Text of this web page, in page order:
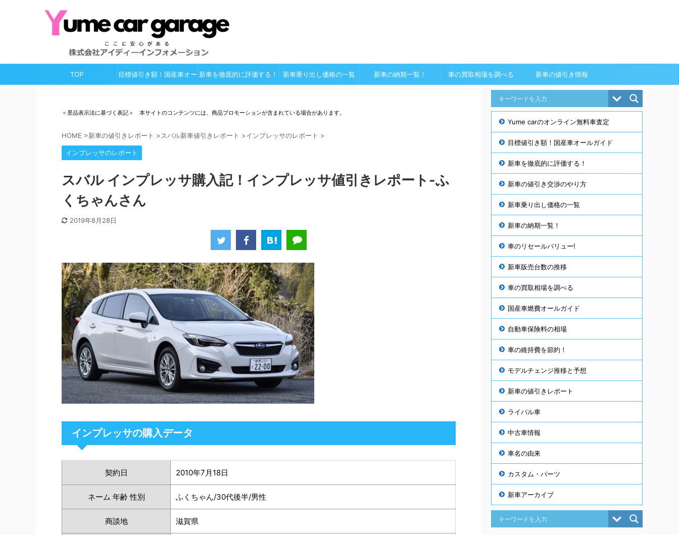
TOP 目標値引き額！国産車オー 新車を徹底的に評価する！ 新車乗り出し価格の一覧 新車の納期一覧！ 車の買取相場を調べる 新車の値引き情報
＜景品表示法に基づく表記＞ 本サイトのコンテンツには、商品プロモーションが含まれている場合があります。
HOME >新車の値引きレポート >スバル新車値引きレポート >インプレッサのレポート >
インプレッサのレポート
スバル インプレッサ購入記！インプレッサ値引きレポート-ふ
くちゃんさん
2019年8月28日
インプレッサの購入データ
契約日 2010年7月18日
ネーム 年齢 性別 ふくちゃん/30代後半/男性
商談地 滋賀県
Yume carのオンライン無料車査定
目標値引き額！国産車オールガイド
新車を徹底的に評価する！
新車の値引き交渉のやり方
新車乗り出し価格の一覧
新車の納期一覧！
車のリセールバリュー!
新車販売台数の推移
車の買取相場を調べる
国産車燃費オールガイド
自動車保険料の相場
車の維持費を節約！
モデルチェンジ推移と予想
新車の値引きレポート
ライバル車
中古車情報
車名の由来
カスタム・パーツ
新車アーカイブ